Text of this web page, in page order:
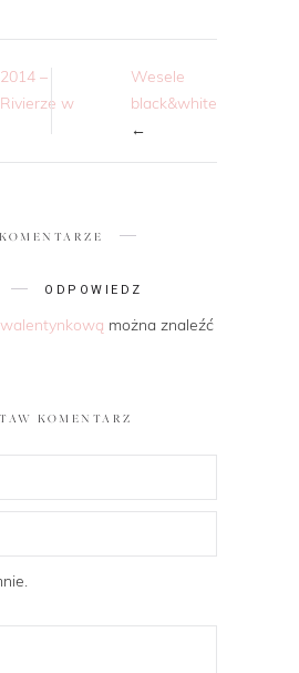
–
w
Wesele
black&white
←
KOMENTARZE
ODPOWIEDZ
można znaleźć
KOMENTARZ